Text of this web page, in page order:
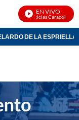
EN VIVO
Noticias Caracol En
DE LA ESPRIELLA